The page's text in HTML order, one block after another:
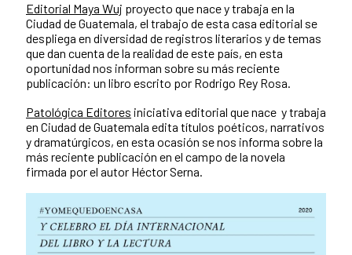
Editorial Maya Wuj proyecto que nace y trabaja en la
Ciudad de Guatemala, el trabajo de esta casa editorial se
despliega en diversidad de registros literarios y de temas
que dan cuenta de la realidad de este país, en esta
oportunidad nos informan sobre su más reciente
publicación: un libro escrito por Rodrigo Rey Rosa.
Patológica Editores iniciativa editorial que nace y trabaja
en Ciudad de Guatemala edita títulos poéticos, narrativos
y dramatúrgicos, en esta ocasión se nos informa sobre la
más reciente publicación en el campo de la novela
firmada por el autor Héctor Serna.